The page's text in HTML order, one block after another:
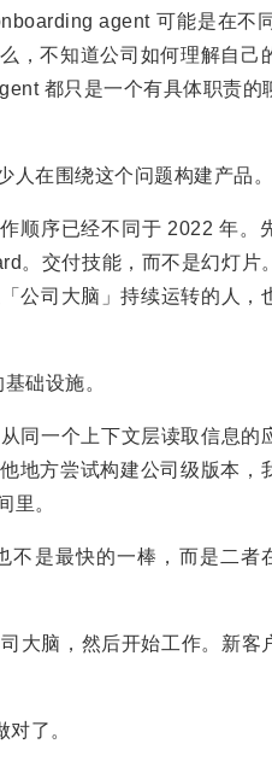
agent 可能是在不
，不知道公司如何理解自己
都只是一个有具体职责的
在围绕这个问题构建产品。
顺序已经不同于 2022 年。
。交付技能，而不是幻灯片
公司大脑」持续运转的人，
础设施。
同一个上下文层读取信息的
地方尝试构建公司级版本，
里。
是最快的一棒，而是二者
大脑，然后开始工作。新客
了。